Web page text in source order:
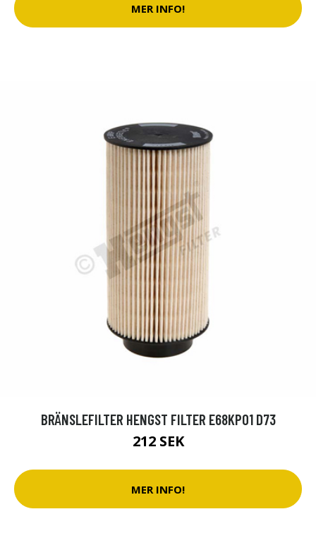
MER INFO!
BRÄNSLEFILTER HENGST FILTER E68KP01 D73
212 SEK
MER INFO!